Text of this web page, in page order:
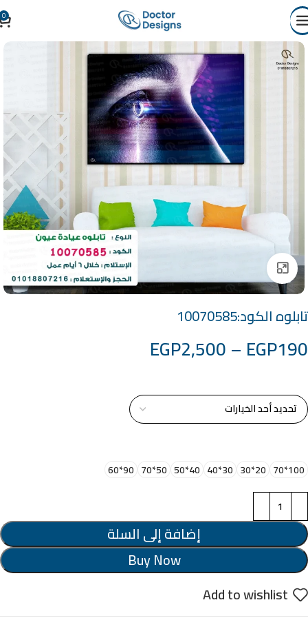
0
Click to enlarge
تابلوه الكود:10070585
EGP190
–
EGP2,500
100*70
20*30
30*40
40*50
50*70
90*60
إضافة إلى السلة
Buy Now
Add to wishlist